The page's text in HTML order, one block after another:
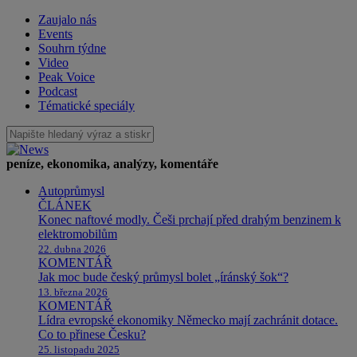
Zaujalo nás
Events
Souhrn týdne
Video
Peak Voice
Podcast
Tématické speciály
peníze, ekonomika, analýzy, komentáře
Autoprůmysl
ČLÁNEK
Konec naftové modly. Češi prchají před drahým benzinem k
elektromobilům
22. dubna 2026
KOMENTÁŘ
Jak moc bude český průmysl bolet „íránský šok“?
13. března 2026
KOMENTÁŘ
Lídra evropské ekonomiky Německo mají zachránit dotace.
Co to přinese Česku?
25. listopadu 2025